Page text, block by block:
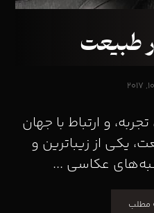
طبیعت
و ارتباط با جهان
یکی از زیباترین و
عکاسی ...
مطلب